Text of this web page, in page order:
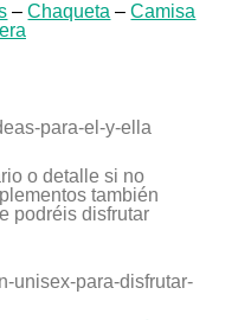
–Chaqueta –Camisa
o detalle si no
también
podréis disfrutar